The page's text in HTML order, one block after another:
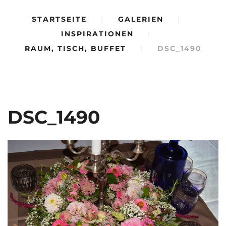
STARTSEITE GALERIEN
INSPIRATIONEN
RAUM, TISCH, BUFFET
DSC_1490
DSC_1490